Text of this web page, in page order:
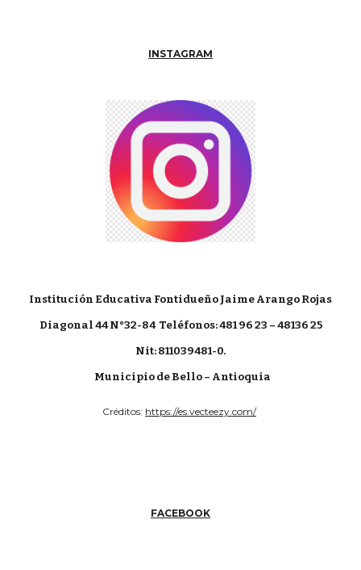
INSTAGRAM
Institución Educativa Fontidueño Jaime Arango Rojas
Diagonal 44 N°32-84 Teléfonos: 481 96 23 – 48136 25
Nit: 811039481-0.
Municipio de Bello – Antioquia
Créditos: https://es.vecteezy.com/
FACEBOOK